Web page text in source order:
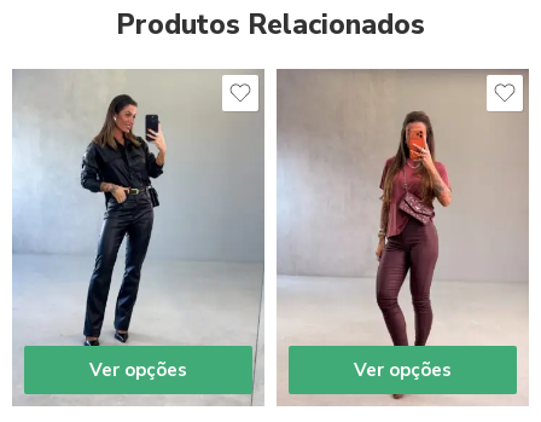
Produtos Relacionados
Ver opções Ver opções